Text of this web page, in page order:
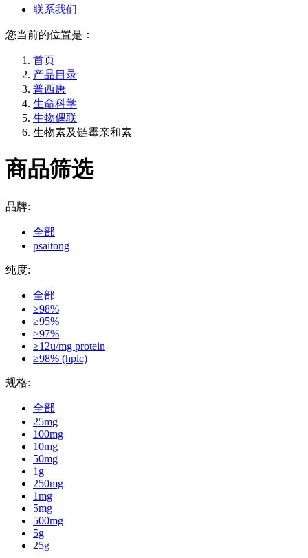
联系我们
您当前的位置是：
首页
产品目录
普西唐
生命科学
生物偶联
生物素及链霉亲和素
商品筛选
品牌:
全部
psaitong
纯度:
全部
≥98%
≥95%
≥97%
≥12u/mg protein
≥98% (hplc)
规格:
全部
25mg
100mg
10mg
50mg
1g
250mg
1mg
5mg
500mg
5g
25g